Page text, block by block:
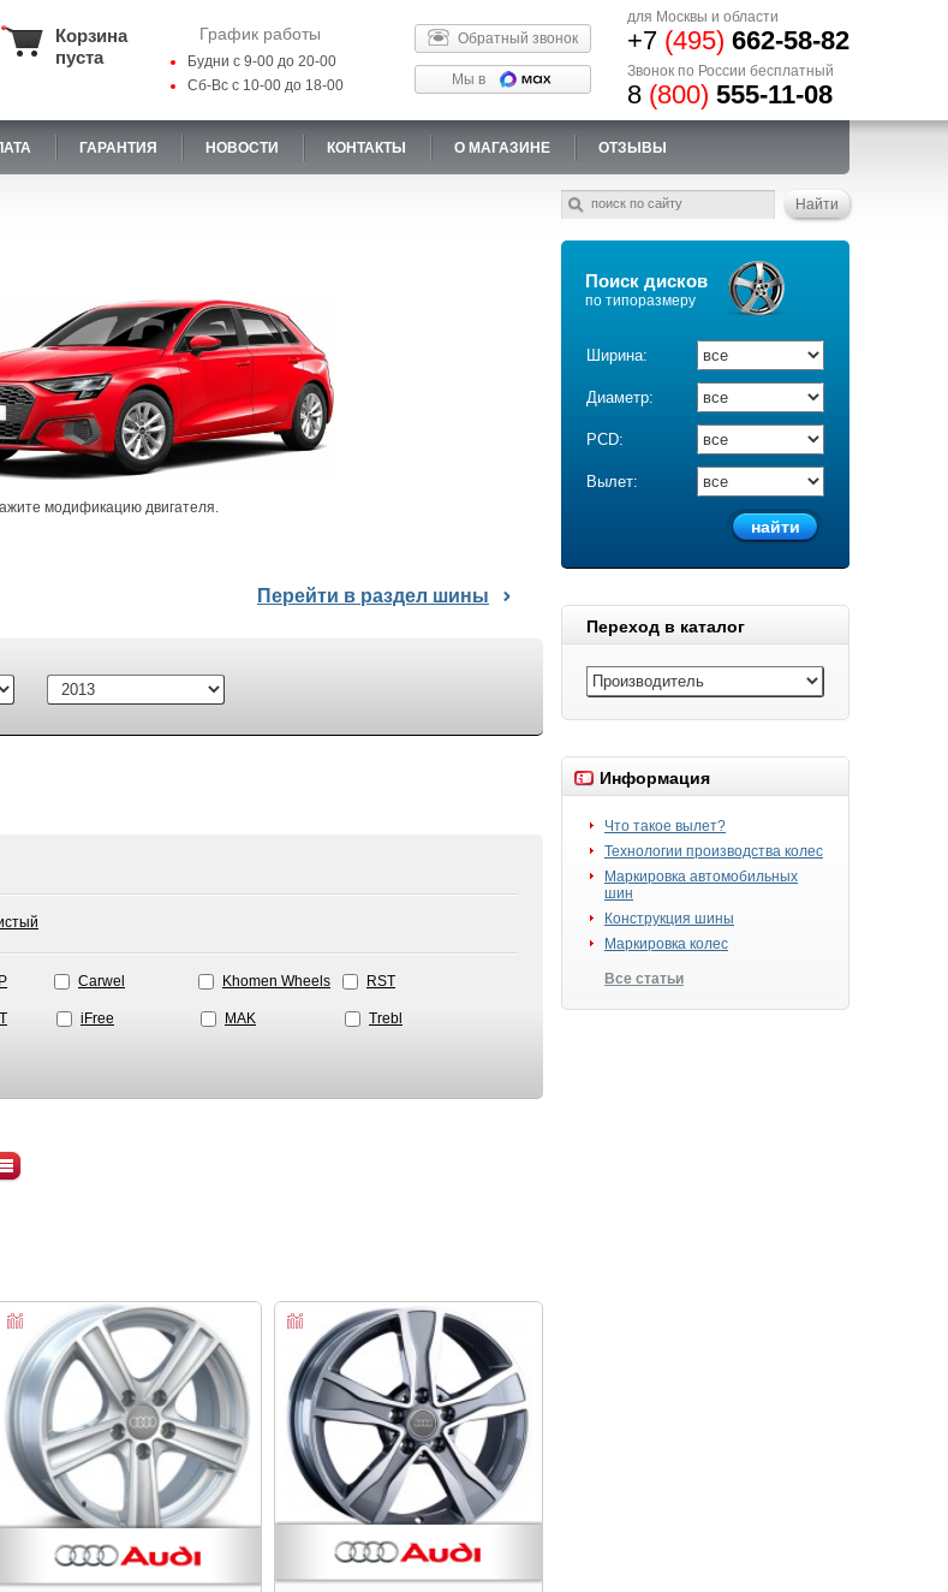
Корзина
пуста
График работы
Будни с 9-00 до 20-00
Сб-Вс с 10-00 до 18-00
Обратный звонок
Мы в
для Москвы и области
+7 (495) 662-58-82
Звонок по России бесплатный
8 (800) 555-11-08
ГАРАНТИЯ НОВОСТИ КОНТАКТЫ О МАГАЗИНЕ ОТЗЫВЫ
Поиск дисков
по типоразмеру
Ширина:
Диаметр:
PCD:
Вылет:
Переход в каталог
Информация
Что такое вылет?
Технологии производства колес
Маркировка автомобильных
шин
Конструкция шины
Маркировка колес
Все статьи
модификацию двигателя.
Перейти в раздел шины
Carwel Khomen Wheels RST
iFree MAK Trebl